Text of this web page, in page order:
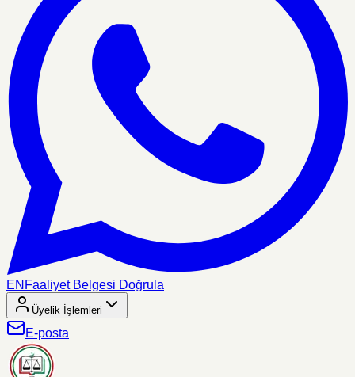
EN Faaliyet Belgesi Doğrula
Üyelik İşlemleri
E-posta